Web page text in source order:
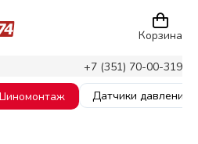
+7 (351) 70-00-319
Корзина
Датчики давления